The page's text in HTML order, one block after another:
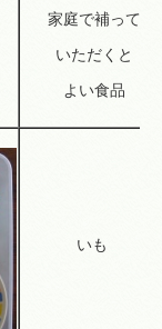
家庭で補って
いただくと
よい食品
いも